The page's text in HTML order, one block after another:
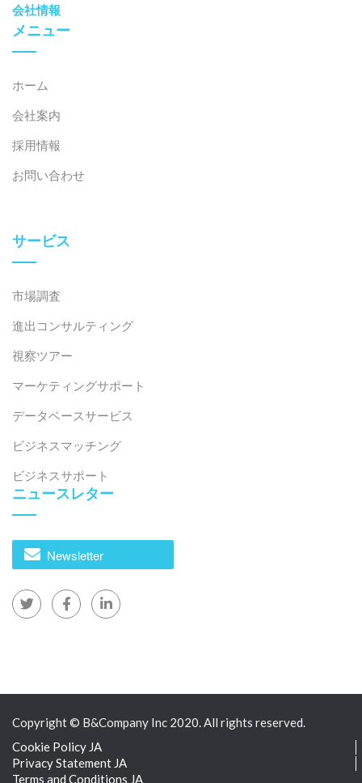
[7]政府ニュース（2022年）。サムスンが投資額を9億
2000万ドル増額
ハナ・マイクロが投資額の引き上げを計画
CafeF (2025)。Viettel は 2030 年までに半導体工場
を建設する予定
>
る投資を計画していない
労働者の不足に悩まされている。
* この記事の情報を引用する場合は、著作権を尊重する
ため、出典と元の記事へのリンクを明記してくださ
い。.
2008年よりベトナムで市場調査を専門とする初の日本
企業として、業界レポート、業界インタビュー、消費
者調査、ビジネスマッチングなど、幅広いサービスを
提供しています。さらに、ベトナム国内の90万社以上
ください。.
info@b-company.jp
会社情報
メニュー
ホーム
会社案内
採用情報
お問い合わせ
サービス
市場調査
進出コンサルティング
視察ツアー
マーケティングサポート
データベースサービス
ビジネスマッチング
ビジネスサポート
ニュースレター
Newsletter
Copyright © B&Company Inc 2020. All rights reserved.
Cookie Policy JA
Privacy Statement JA
Terms and Conditions JA